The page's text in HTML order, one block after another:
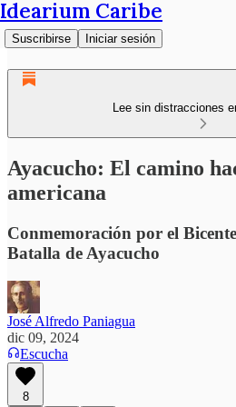
Idearium Caribe
Suscribirse Iniciar sesión
Lee sin distracciones
Ayacucho: El camino
americana
Conmemoración por el
Batalla de Ayacucho
José Alfredo Paniagua
dic 09, 2024
Escucha
8